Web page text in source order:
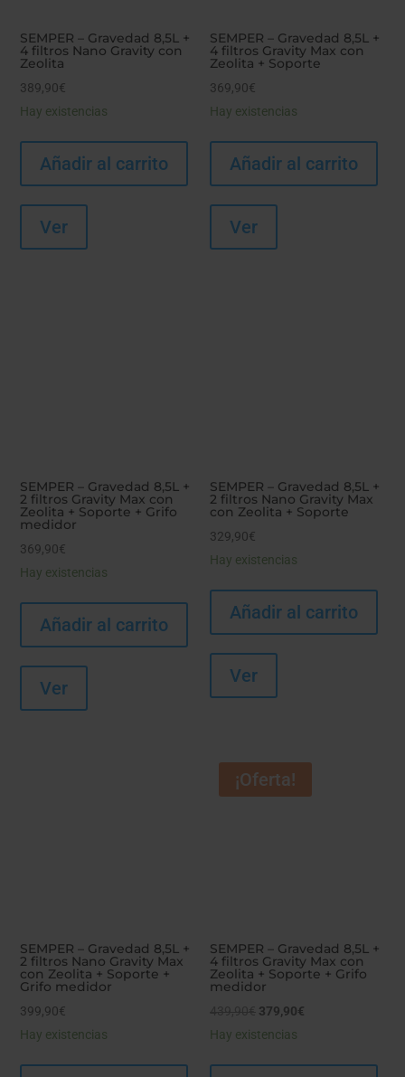
SEMPER – Gravedad 8,5L +
4 filtros Nano Gravity con
Zeolita
389,90€
Hay existencias
Añadir al carrito
Ver
SEMPER – Gravedad 8,5L +
4 filtros Gravity Max con
Zeolita + Soporte
369,90€
Hay existencias
Añadir al carrito
Ver
SEMPER – Gravedad 8,5L +
2 filtros Gravity Max con
Zeolita + Soporte + Grifo
medidor
369,90€
Hay existencias
Añadir al carrito
Ver
SEMPER – Gravedad 8,5L +
2 filtros Nano Gravity Max
con Zeolita + Soporte
329,90€
Hay existencias
Añadir al carrito
Ver
SEMPER – Gravedad 8,5L +
2 filtros Nano Gravity Max
con Zeolita + Soporte +
Grifo medidor
399,90€
Hay existencias
¡Oferta!
SEMPER – Gravedad 8,5L +
4 filtros Gravity Max con
Zeolita + Soporte + Grifo
medidor
El
precio
379,90€
Hay existencias